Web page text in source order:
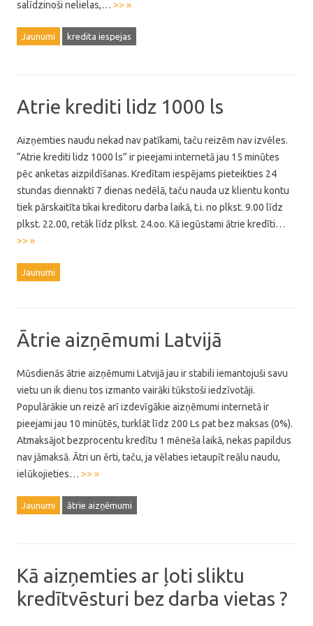
salīdzinoši nelielas,… >> »
Jaunumi kredita iespejas
Atrie krediti lidz 1000 ls
Aizņemties naudu nekad nav patīkami, taču reizēm nav izvēles.
“Atrie krediti lidz 1000 ls” ir pieejami internetā jau 15 minūtes
pēc anketas aizpildīšanas. Kredītam iespējams pieteikties 24
stundas diennaktī 7 dienas nedēlā, taču nauda uz klientu kontu
tiek pārskaitīta tikai kreditoru darba laikā, t.i. no plkst. 9.00 līdz
plkst. 22.00, retāk līdz plkst. 24.oo. Kā iegūstami ātrie kredīti…
>> »
Jaunumi
Ātrie aizņēmumi Latvijā
Mūsdienās ātrie aizņēmumi Latvijā jau ir stabili iemantojuši savu
vietu un ik dienu tos izmanto vairāki tūkstoši iedzīvotāji.
Populārākie un reizē arī izdevīgākie aizņēmumi internetā ir
pieejami jau 10 minūtēs, turklāt līdz 200 Ls pat bez maksas (0%).
Atmaksājot bezprocentu kredītu 1 mēneša laikā, nekas papildus
nav jāmaksā. Ātri un ērti, taču, ja vēlaties ietaupīt reālu naudu,
ielūkojieties… >> »
Jaunumi ātrie aizņēmumi
Kā aizņemties ar ļoti sliktu
kredītvēsturi bez darba vietas ?